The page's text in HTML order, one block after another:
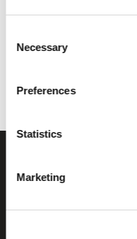
Selection
Necessary
Preferences
Statistics
Marketing